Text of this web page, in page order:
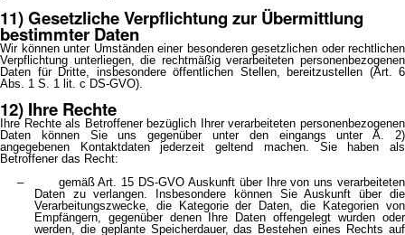
11) Gesetzliche Verpflichtung zur Übermittlung
bestimmter Daten
Wir können unter Umständen einer besonderen gesetzlichen oder rechtlichen
Verpflichtung unterliegen, die rechtmäßig verarbeiteten personenbezogenen
Daten für Dritte, insbesondere öffentlichen Stellen, bereitzustellen (Art. 6
Abs. 1 S. 1 lit. c DS-GVO).
12) Ihre Rechte
Ihre Rechte als Betroffener bezüglich Ihrer verarbeiteten personenbezogenen
Daten können Sie uns gegenüber unter den eingangs unter A. 2)
angegebenen Kontaktdaten jederzeit geltend machen. Sie haben als
Betroffener das Recht:
– gemäß Art. 15 DS-GVO Auskunft über Ihre von uns verarbeiteten
Daten zu verlangen. Insbesondere können Sie Auskunft über die
Verarbeitungszwecke, die Kategorie der Daten, die Kategorien von
Empfängern, gegenüber denen Ihre Daten offengelegt wurden oder
werden, die geplante Speicherdauer, das Bestehen eines Rechts auf